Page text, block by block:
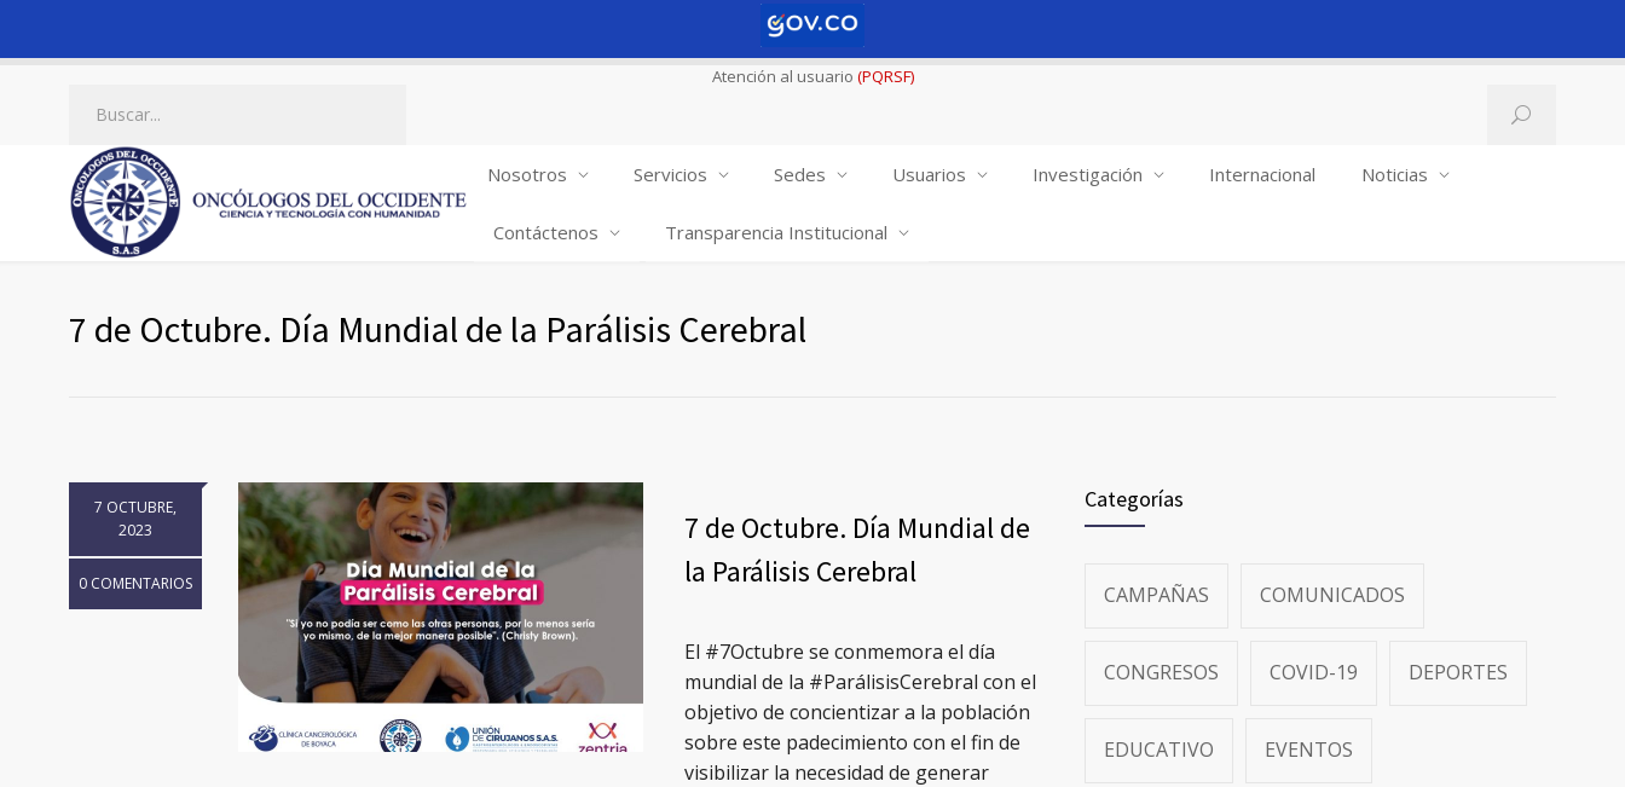
Atención al usuario (PQRSF)
Nosotros Servicios Sedes Usuarios Investigación Internacional Noticias
Contáctenos Transparencia Institucional
7 de Octubre. Día Mundial de la Parálisis Cerebral
7 OCTUBRE,
2023
0 COMENTARIOS
7 de Octubre. Día Mundial de
la Parálisis Cerebral
El #7Octubre se conmemora el día
mundial de la #ParálisisCerebral con el
objetivo de concientizar a la población
sobre este padecimiento con el fin de
visibilizar la necesidad de generar
Categorías
CAMPAÑAS COMUNICADOS
CONGRESOS COVID-19 DEPORTES
EDUCATIVO EVENTOS